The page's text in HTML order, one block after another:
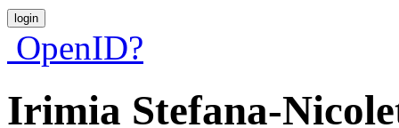
OpenID?
Irimia Stefana-